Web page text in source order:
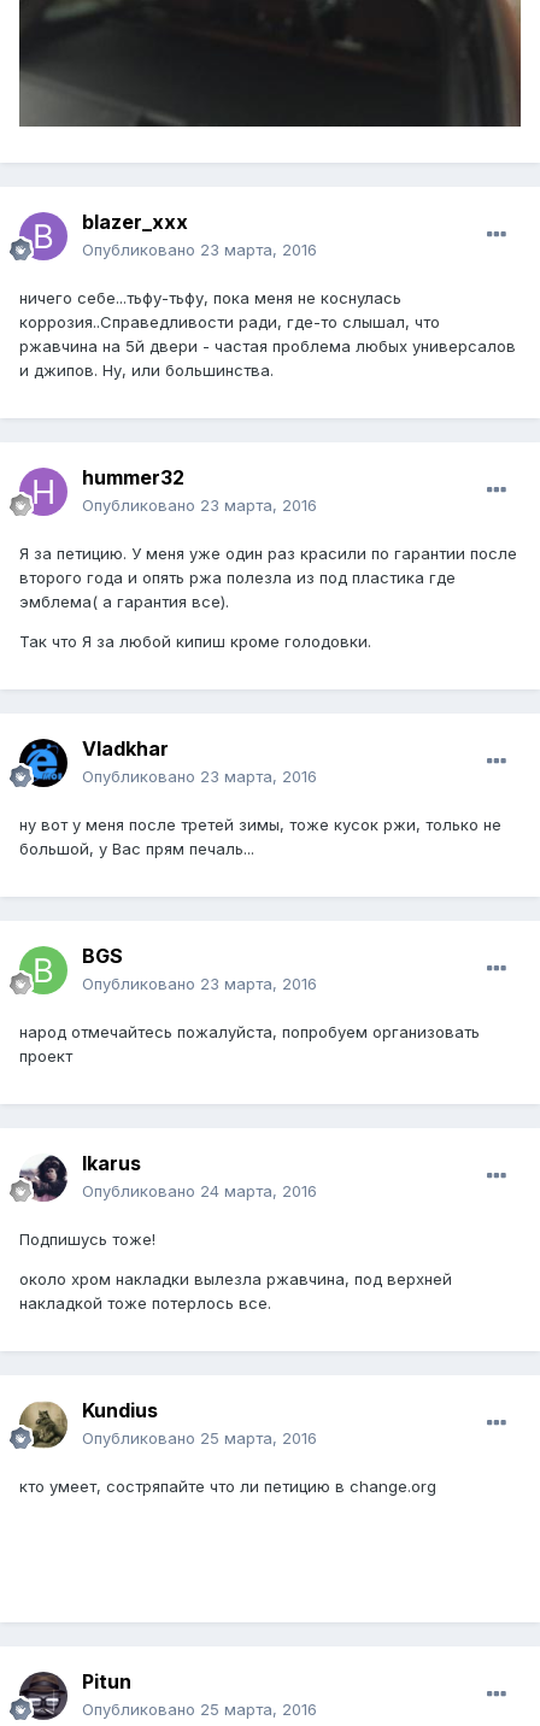
blazer_xxx
Опубликовано 23 марта, 2016
ничего себе...тьфу-тьфу, пока меня не коснулась
коррозия..Справедливости ради, где-то слышал, что
ржавчина на 5й двери - частая проблема любых универсалов
и джипов. Ну, или большинства.
hummer32
Опубликовано 23 марта, 2016
Я за петицию. У меня уже один раз красили по гарантии после
второго года и опять ржа полезла из под пластика где
эмблема( а гарантия все).
Так что Я за любой кипиш кроме голодовки.
Vladkhar
Опубликовано 23 марта, 2016
ну вот у меня после третей зимы, тоже кусок ржи, только не
большой, у Вас прям печаль...
BGS
Опубликовано 23 марта, 2016
народ отмечайтесь пожалуйста, попробуем организовать
проект
Ikarus
Опубликовано 24 марта, 2016
Подпишусь тоже!
около хром накладки вылезла ржавчина, под верхней
накладкой тоже потерлось все.
Kundius
Опубликовано 25 марта, 2016
кто умеет, состряпайте что ли петицию в change.org
Pitun
Опубликовано 25 марта, 2016